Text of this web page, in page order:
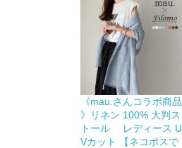
《mau.さんコラボ商品
》リネン 100% 大判ス
トール レディース U
Vカット 【ネコポスで